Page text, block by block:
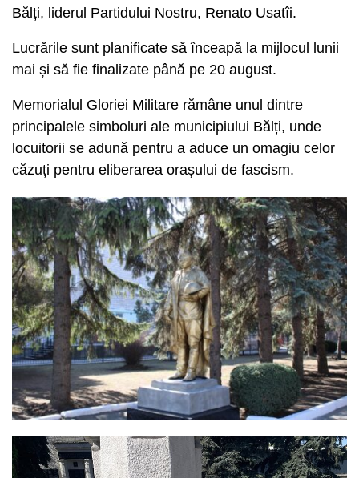
Bălți, liderul Partidului Nostru, Renato Usatîi.
Lucrările sunt planificate să înceapă la mijlocul lunii
mai și să fie finalizate până pe 20 august.
Memorialul Gloriei Militare rămâne unul dintre
principalele simboluri ale municipiului Bălți, unde
locuitorii se adună pentru a aduce un omagiu celor
căzuți pentru eliberarea orașului de fascism.